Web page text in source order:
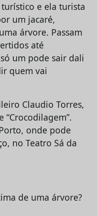
e ela turista
um jacaré,
árvore. Passam
até
um pode sair dali
quem vai
Claudio Torres,
onde pode
no Teatro Sá da